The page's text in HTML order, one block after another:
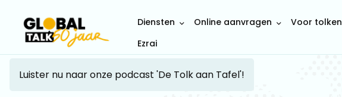
Diensten Online aanvragen Voor tolken
Ezrai
Luister nu naar onze podcast 'De Tolk aan Tafel'!